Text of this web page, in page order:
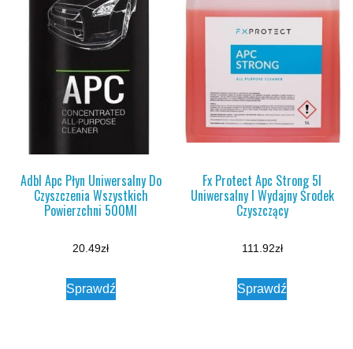
Adbl Apc Płyn Uniwersalny Do
Czyszczenia Wszystkich
Powierzchni 500Ml
20.49zł
Sprawdź
Fx Protect Apc Strong 5l
Uniwersalny I Wydajny Środek
Czyszczący
111.92zł
Sprawdź